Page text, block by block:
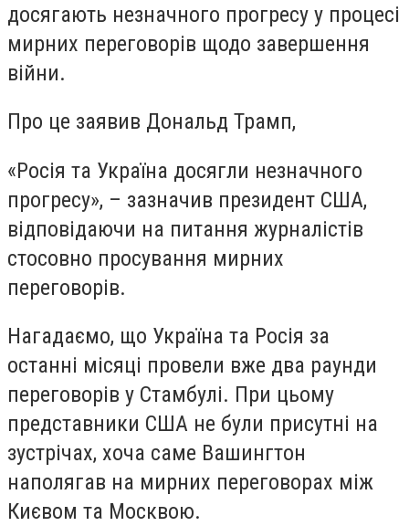
досягають незначного прогресу у процесі
мирних переговорів щодо завершення
війни.
Про це заявив Дональд Трамп,
«Росія та Україна досягли незначного
прогресу», – зазначив президент США,
відповідаючи на питання журналістів
стосовно просування мирних
переговорів.
Нагадаємо, що Україна та Росія за
останні місяці провели вже два раунди
переговорів у Стамбулі. При цьому
представники США не були присутні на
зустрічах, хоча саме Вашингтон
наполягав на мирних переговорах між
Києвом та Москвою.